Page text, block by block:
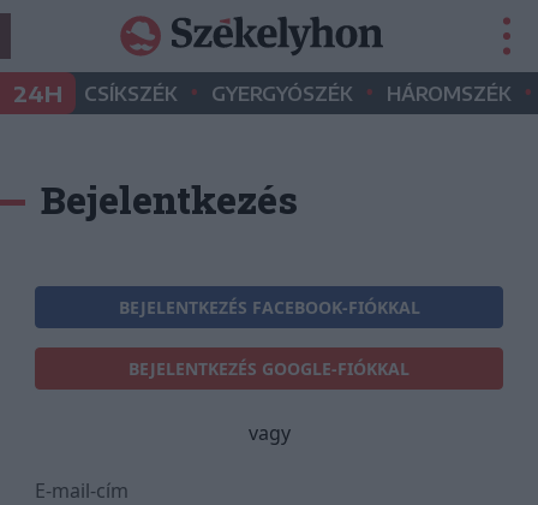
24H CSÍKSZÉK • GYERGYÓSZÉK • HÁROMSZÉK •
Bejelentkezés
BEJELENTKEZÉS FACEBOOK-FIÓKKAL
BEJELENTKEZÉS GOOGLE-FIÓKKAL
vagy
E-mail-cím